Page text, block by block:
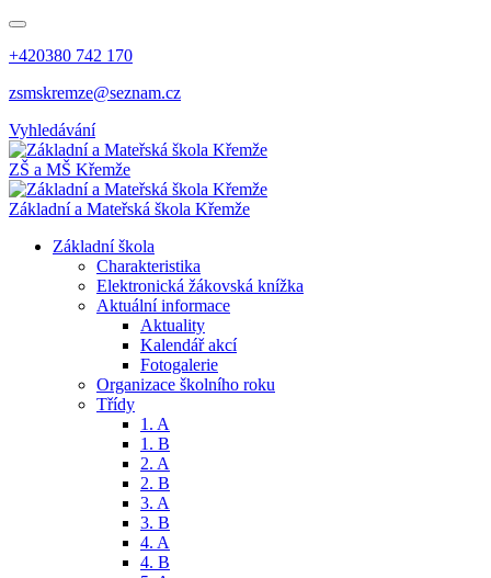
+420380 742 170
zsmskremze@seznam.cz
Vyhledávání
ZŠ a MŠ Křemže
Základní a Mateřská škola Křemže
Základní škola
Charakteristika
Elektronická žákovská knížka
Aktuální informace
Aktuality
Kalendář akcí
Fotogalerie
Organizace školního roku
Třídy
1. A
1. B
2. A
2. B
3. A
3. B
4. A
4. B